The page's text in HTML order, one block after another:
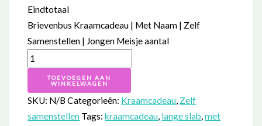
Eindtotaal
Brievenbus Kraamcadeau | Met Naam | Zelf
Samenstellen | Jongen Meisje aantal
TOEVOEGEN AAN
WINKELWAGEN
SKU: N/B Categorieën: Kraamcadeau, Zelf
samenstellen Tags:kraamcadeau, lange slab,met